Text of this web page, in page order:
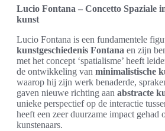
Lucio Fontana – Concetto Spaziale
kunst
Lucio Fontana is een fundamentele
kunstgeschiedenis Fontana en zijn
met het concept ‘spatialisme’ heeft
de ontwikkeling van minimalistische
waarop hij zijn werk benaderde,
gaven nieuwe richting aan abstracte
unieke perspectief op de interactie
heeft een zeer duurzame impact gehad
kunstenaars.